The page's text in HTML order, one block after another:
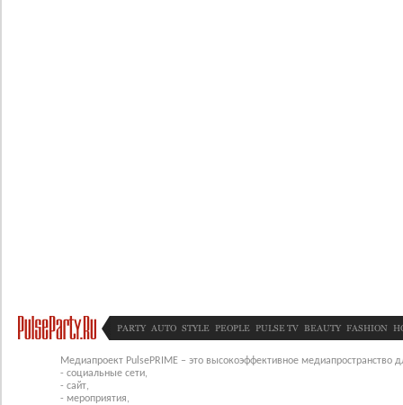
PARTY AUTO STYLE PEOPLE PULSE TV BEAUTY FASHION
Медиапроект PulsePRIME – это высокоэффективное медиапространство
- социальные сети,
- сайт,
- мероприятия,